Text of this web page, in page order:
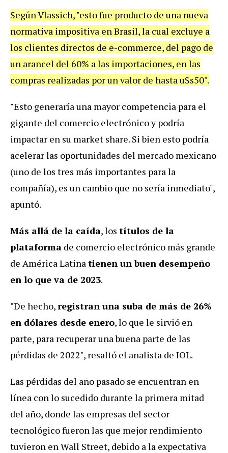
Según Vlassich, "esto fue producto de una nueva
normativa impositiva en Brasil, la cual excluye a
los clientes directos de e-commerce, del pago de
un arancel del 60% a las importaciones, en las
compras realizadas por un valor de hasta u$s50".
"Esto generaría una mayor competencia para el
gigante del comercio electrónico y podría
impactar en su market share. Si bien esto podría
acelerar las oportunidades del mercado mexicano
(uno de los tres más importantes para la
compañía), es un cambio que no sería inmediato",
apuntó.
Más allá de la caída, los títulos de la
plataforma de comercio electrónico más grande
de América Latinatienen un buen desempeño
en lo que va de 2023.
"De hecho,registran una suba de más de 26%
en dólares desde enero, lo que le sirvió en
parte, para recuperar una buena parte de las
pérdidas de 2022", resaltó el analista de IOL.
Las pérdidas del año pasado se encuentran en
línea con lo sucedido durante la primera mitad
del año, donde las empresas del sector
tecnológico fueron las que mejor rendimiento
tuvieron en Wall Street, debido a la expectativa